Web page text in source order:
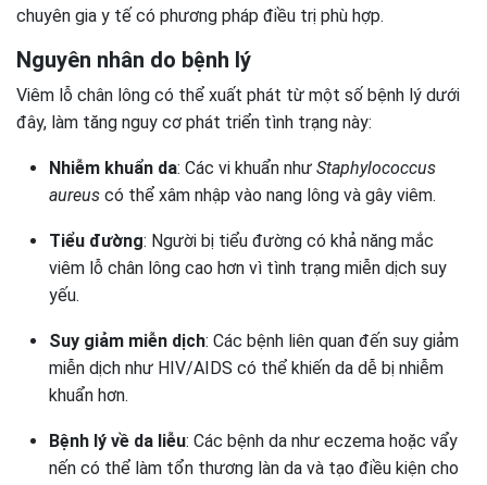
chuyên gia y tế có phương pháp điều trị phù hợp.
Nguyên nhân do bệnh lý
Viêm lỗ chân lông có thể xuất phát từ một số bệnh lý dưới
đây, làm tăng nguy cơ phát triển tình trạng này:
Nhiễm khuẩn da: Các vi khuẩn như Staphylococcus
aureus có thể xâm nhập vào nang lông và gây viêm.
Tiểu đường: Người bị tiểu đường có khả năng mắc
viêm lỗ chân lông cao hơn vì tình trạng miễn dịch suy
yếu.
Suy giảm miễn dịch: Các bệnh liên quan đến suy giảm
miễn dịch như HIV/AIDS có thể khiến da dễ bị nhiễm
khuẩn hơn.
Bệnh lý về da liễu: Các bệnh da như eczema hoặc vẩy
nến có thể làm tổn thương làn da và tạo điều kiện cho